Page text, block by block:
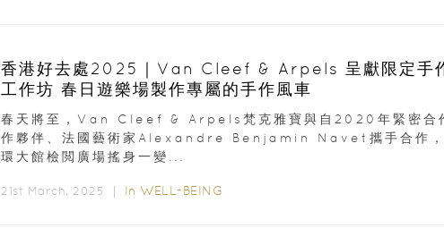
香港好去處2025｜Van Cleef & Arpels 呈獻限定手
工作坊 春日遊樂場製作專屬的手作風車
春天將至，Van Cleef & Arpels梵克雅寶與自2020年緊密合
作夥伴、法國藝術家Alexandre Benjamin Navet攜手合作，
環大館檢閲廣場搖身一變...
21st March, 2025 ｜ In WELL-BEING